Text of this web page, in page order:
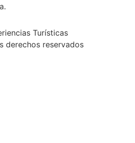
Turísticas
derechos reservados